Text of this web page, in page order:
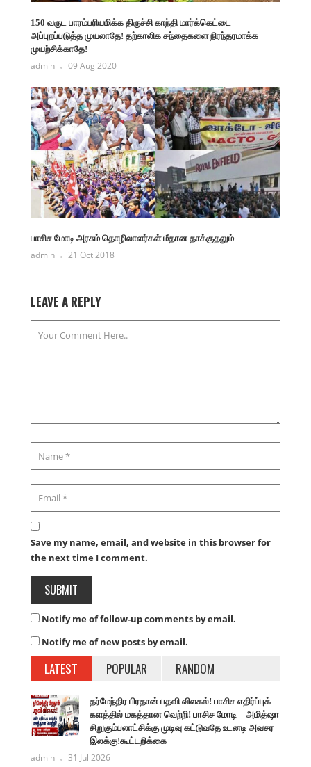
150 வருட பாரம்பரியமிக்க திருச்சி காந்தி மார்க்கெட்டை
அப்புறப்படுத்த முயலாதே! தற்காலிக சந்தைகளை நிரந்தரமாக்க
முயற்சிக்காதே!
admin 09 Aug 2020
பாசிச மோடி அரசும் தொழிலாளர்கள் மீதான தாக்குதலும்
admin 21 Oct 2018
LEAVE A REPLY
Save my name, email, and website in this browser for
the next time I comment.
Notify me of follow-up comments by email.
Notify me of new posts by email.
LATEST POPULAR RANDOM
தர்மேந்திர பிரதான் பதவி விலகல்! பாசிச எதிர்ப்புக்
களத்தில் மகத்தான வெற்றி! பாசிச மோடி – அமித்ஷா
சிறுகும்பலாட்சிக்கு முடிவு கட்டுவதே உடனடி அவசர
இலக்கு!கூட்டறிக்கை
admin 31 Jul 2026